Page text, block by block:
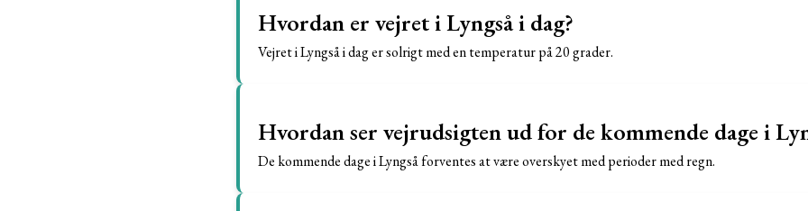
Hvordan er vejret i Lyngså i dag?
Vejret i Lyngså i dag er solrigt med en temperatur på 20 grader.
Hvordan ser vejrudsigten ud for de kommende dage i
De kommende dage i Lyngså forventes at være overskyet med perioder med regn.